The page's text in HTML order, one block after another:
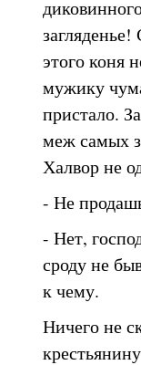
этого коня
мужику
пристало.
меж самых
Халвор не
- Не
- Нет,
сроду не
к чему.
Ничего не